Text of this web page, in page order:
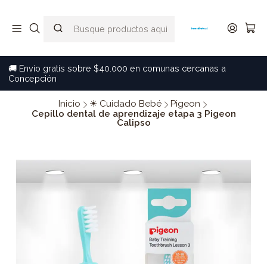
🚚 Envío gratis sobre $40.000 en comunas cercanas a
Concepción
Inicio ☀ Cuidado Bebé
Pigeon
Cepillo dental de aprendizaje etapa 3 Pigeon
Calipso